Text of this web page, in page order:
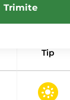
Tip
Trimite